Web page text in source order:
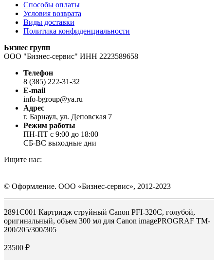
Способы оплаты
Условия возврата
Виды доставки
Политика конфиденциальности
Бизнес групп
ООО "Бизнес-сервис" ИНН 2223589658
Телефон
8 (385) 222-31-32
E-mail
info-bgroup@ya.ru
Адрес
г. Барнаул, ул. Деповская 7
Режим работы
ПН-ПТ с 9:00 до 18:00
СБ-ВС выходные дни
Ищите нас:
Вконтакте
открывается
в
новом
окне
WhatsApp
открывается
в
новом
окне
Telegram
открывается
в
новом
окне
© Оформление. ООО «Бизнес-сервис», 2012-2023
2891C001 Картридж струйный Canon PFI-320C, голубой,
оригинальный, объем 300 мл для Canon imagePROGRAF TM-
200/205/300/305
23500 ₽